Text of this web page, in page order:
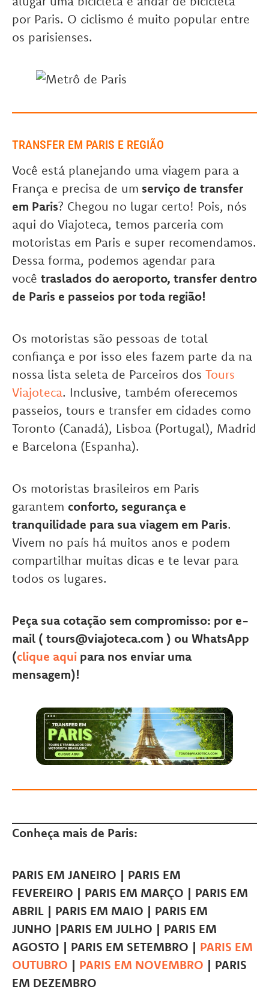
por Paris. O ciclismo é muito popular entre
os parisienses.
TRANSFER EM PARIS E REGIÃO
Você está planejando uma viagem para a
França e precisa de um serviço de transfer
em Paris? Chegou no lugar certo! Pois, nós
aqui do Viajoteca, temos parceria com
motoristas em Paris e super recomendamos.
Dessa forma, podemos agendar para
você traslados do aeroporto, transfer dentro
de Paris e passeios por toda região!
Os motoristas são pessoas de total
confiança e por isso eles fazem parte da na
nossa lista seleta de Parceiros dos Tours
Viajoteca. Inclusive, também oferecemos
passeios, tours e transfer em cidades como
Toronto (Canadá), Lisboa (Portugal), Madrid
e Barcelona (Espanha).
Os motoristas brasileiros em Paris
garantem conforto, segurança e
tranquilidade para sua viagem em Paris.
Vivem no país há muitos anos e podem
compartilhar muitas dicas e te levar para
todos os lugares.
Peça sua cotação sem compromisso: por e-
mail ( tours@viajoteca.com ) ou WhatsApp
(clique aqui para nos enviar uma
mensagem)!
Conheça mais de Paris:
PARIS EM JANEIRO | PARIS EM
FEVEREIRO | PARIS EM MARÇO | PARIS EM
ABRIL | PARIS EM MAIO | PARIS EM
JUNHO |PARIS EM JULHO | PARIS EM
AGOSTO | PARIS EM SETEMBRO | PARIS EM
OUTUBRO | PARIS EM NOVEMBRO | PARIS
EM DEZEMBRO